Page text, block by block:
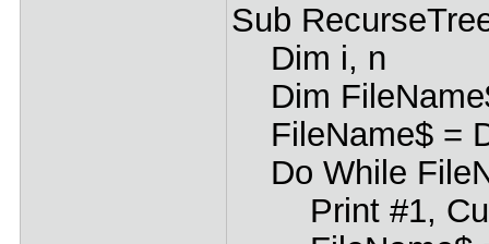
Sub
Dim i, n
Dim
FileName$ =
Do While
Print #1,